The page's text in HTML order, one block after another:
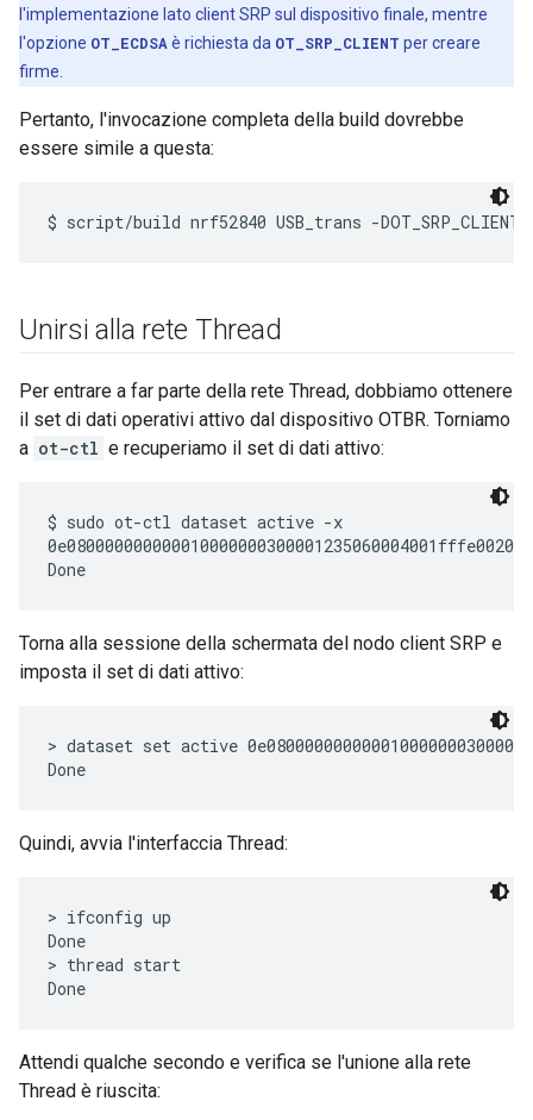
l'implementazione lato client SRP sul dispositivo finale, mentre
l'opzione OT_ECDSA è richiesta da OT_SRP_CLIENT per creare
firme.
Pertanto, l'invocazione completa della build dovrebbe
essere simile a questa:
Unirsi alla rete Thread
Per entrare a far parte della rete Thread, dobbiamo ottenere
il set di dati operativi attivo dal dispositivo OTBR. Torniamo
a ot-ctl e recuperiamo il set di dati attivo:
$ sudo ot-ctl dataset active -x
Torna alla sessione della schermata del nodo client SRP e
imposta il set di dati attivo:
> dataset set active
Quindi, avvia l'interfaccia Thread:
> ifconfig up
Done
> thread start
Attendi qualche secondo e verifica se l'unione alla rete
Thread è riuscita: